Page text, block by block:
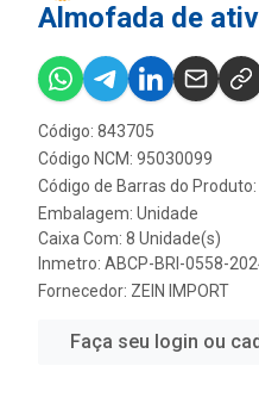
Almofada de
Código: 843705
Código NCM: 95030099
Código de Barras do
Embalagem: Unidade
Caixa Com: 8 Unidade(s)
Inmetro: ABCP-BRI-0558-
Fornecedor: ZEIN IMPORT
Faça seu login ou